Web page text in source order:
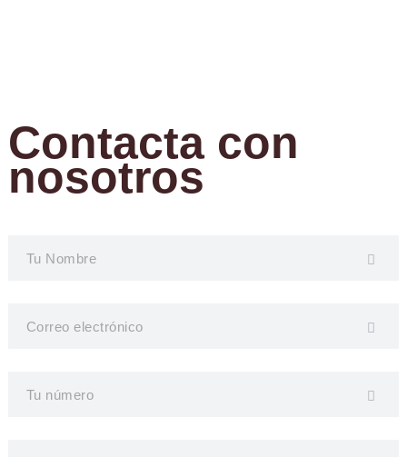
Contacta con
nosotros